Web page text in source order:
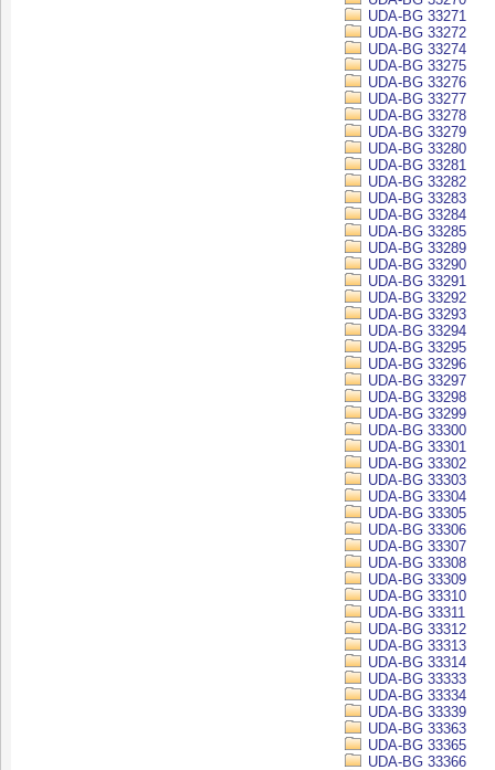
UDA-BG 33271
UDA-BG 33272
UDA-BG 33274
UDA-BG 33275
UDA-BG 33276
UDA-BG 33277
UDA-BG 33278
UDA-BG 33279
UDA-BG 33280
UDA-BG 33281
UDA-BG 33282
UDA-BG 33283
UDA-BG 33284
UDA-BG 33285
UDA-BG 33289
UDA-BG 33290
UDA-BG 33291
UDA-BG 33292
UDA-BG 33293
UDA-BG 33294
UDA-BG 33295
UDA-BG 33296
UDA-BG 33297
UDA-BG 33298
UDA-BG 33299
UDA-BG 33300
UDA-BG 33301
UDA-BG 33302
UDA-BG 33303
UDA-BG 33304
UDA-BG 33305
UDA-BG 33306
UDA-BG 33307
UDA-BG 33308
UDA-BG 33309
UDA-BG 33310
UDA-BG 33311
UDA-BG 33312
UDA-BG 33313
UDA-BG 33314
UDA-BG 33333
UDA-BG 33334
UDA-BG 33339
UDA-BG 33363
UDA-BG 33365
UDA-BG 33366